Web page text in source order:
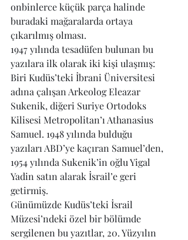
onbinlerce küçük parça halinde
buradaki mağaralarda ortaya
çıkarılmış olması.
1947 yılında tesadüfen bulunan bu
yazılara ilk olarak iki kişi ulaşmış:
Biri Kudüs’teki İbrani Üniversitesi
adına çalışan Arkeolog Eleazar
Sukenik, diğeri Suriye Ortodoks
Kilisesi Metropolitan’ı Athanasius
Samuel. 1948 yılında bulduğu
yazıları ABD’ye kaçıran Samuel’den,
1954 yılında Sukenik’in oğlu Yigal
Yadin satın alarak İsrail’e geri
getirmiş.
Günümüzde Kudüs’teki İsrail
Müzesi’ndeki özel bir bölümde
sergilenen bu yazıtlar, 20. Yüzyılın